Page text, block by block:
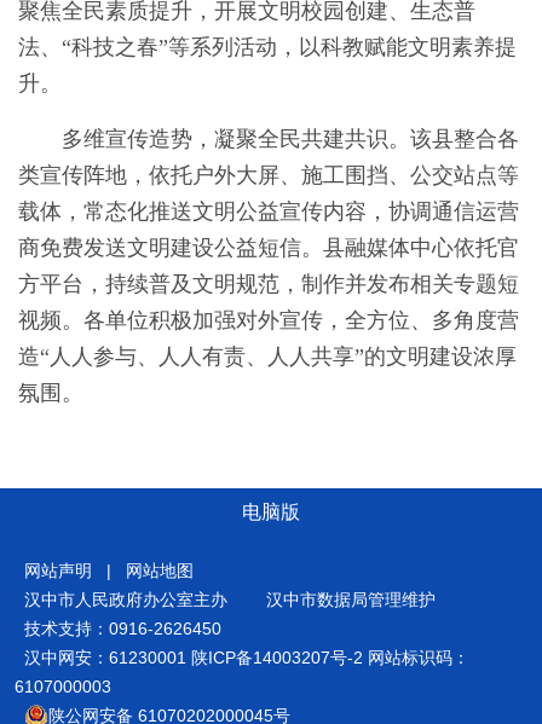
聚焦全民素质提升，开展文明校园创建、生态普
法、“科技之春”等系列活动，以科教赋能文明素养提
升。
多维宣传造势，凝聚全民共建共识。该县整合各
类宣传阵地，依托户外大屏、施工围挡、公交站点等
载体，常态化推送文明公益宣传内容，协调通信运营
商免费发送文明建设公益短信。县融媒体中心依托官
方平台，持续普及文明规范，制作并发布相关专题短
视频。各单位积极加强对外宣传，全方位、多角度营
造“人人参与、人人有责、人人共享”的文明建设浓厚
氛围。
电脑版
网站声明 |
网站地图
汉中市人民政府办公室主办
汉中市数据局管理维护
技术支持：0916-2626450
汉中网安：61230001 陕ICP备14003207号-2 网站标识码：
6107000003
陕公网安备 61070202000045号